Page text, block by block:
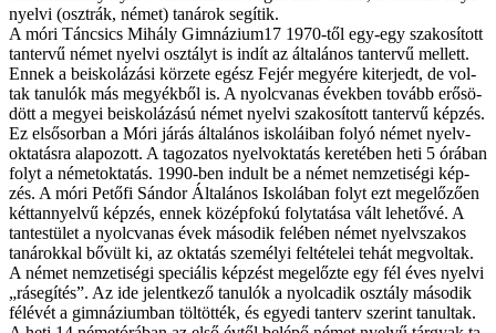
nyel­vi (oszt­rák, né­met) ta­ná­rok se­gí­tik.
A mó­ri Tán­csics Mi­hály Gim­náz­i­um17 1970-től egy-­e­gy sza­ko­sí­tott
tan­ter­vű né­met nyel­vi osz­tályt is in­dít az ál­ta­lá­nos tan­ter­vű mel­lett.
En­nek a be­is­ko­lá­zá­si kör­ze­te egész Fej­ér me­gyé­re ki­ter­jedt, de vol­
tak ta­nu­lók más me­gyék­ből is. A nyolc­va­nas évek­ben to­vább erő­sö­
dött a me­gyei be­is­ko­lá­zá­sú né­met nyel­vi sza­ko­sí­tott tan­ter­vű kép­zés.
Ez el­ső­sor­ban a Mó­ri já­rás ál­ta­lá­nos is­ko­lá­i­ban fo­lyó né­met nyelv­
ok­ta­tás­ra ala­po­zott. A ta­go­za­tos nyelv­ok­ta­tás ke­re­té­ben he­ti 5 órá­ban
folyt a né­met­ok­ta­tás. 1990-ben in­dult be a né­met nem­ze­ti­sé­gi kép­
zés. A mó­ri Pe­tő­fi Sán­dor Ál­ta­lá­nos Is­ko­lá­ban folyt ezt meg­elő­ző­en
két­tan­nyelvű kép­zés, en­nek kö­zép­fo­kú foly­ta­tá­sa vált le­he­tő­vé. A
tan­tes­tü­let a nyolc­va­nas évek má­so­dik fe­lé­ben né­met nyelv­sza­kos
ta­ná­rok­kal bő­vült ki, az ok­ta­tás sze­mé­lyi fel­tét­elei te­hát meg­vol­tak.
A né­met nem­ze­ti­sé­gi spe­ci­á­lis kép­zést meg­előz­te egy fél éves nyel­vi
„rá­se­gí­tés”. Az ide je­lent­ke­ző ta­nu­lók a nyol­ca­dik osz­tály má­so­dik
fél­év­ét a gim­ná­zi­um­ban töl­töt­ték, és egye­di tan­terv sze­rint ta­nul­tak.